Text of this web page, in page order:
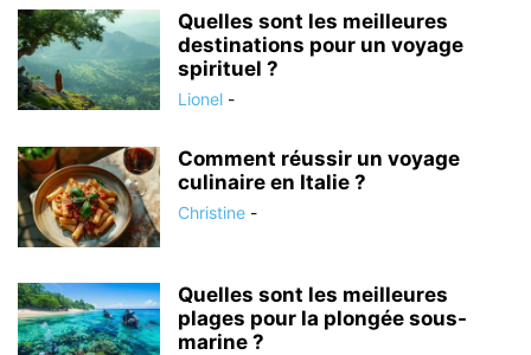
Quelles sont les meilleures
destinations pour un voyage
spirituel ?
Lionel -
Comment réussir un voyage
culinaire en Italie ?
Christine -
Quelles sont les meilleures
plages pour la plongée sous-
marine ?